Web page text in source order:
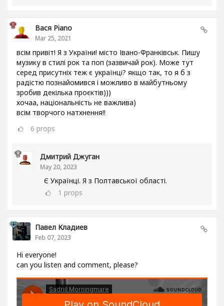
Вася Piano
Mar 25, 2021
всім привіт! Я з України! місто Івано-Франківськ. Пишу
музику в стилі рок та поп (зазвичай рок). Може тут
серед присутніх теж є українці? якщо так, то я б з
радістю познайомився і можливо в майбутньому
зробив декілька проєктів)))
хочаа, національність не важлива)
всім творчого натхнення!!
6 props
Дмитрий Джуган
May 20, 2023
Є Українці. Я з Полтавської області.
1 props
Павел Кладиев
Feb 07, 2023
Hi everyone!
can you listen and comment, please?